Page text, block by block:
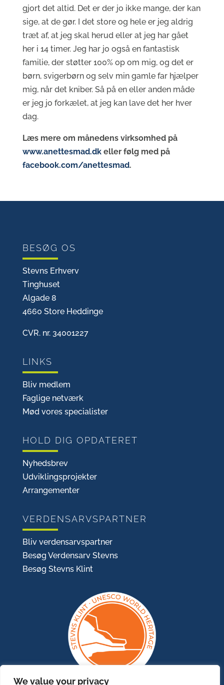
We value your privacy
gjort det altid. Det er der jo ikke mange, der kan
sige, at de gør. I det store og hele er jeg aldrig
træt af, at jeg skal herud eller at jeg har gået
her i 14 timer. Jeg har jo også en fantastisk
familie, der støtter 100% op om mig, og det er
børn, svigerbørn og selv min gamle far hjælper
mig, når det kniber. Så på en eller anden måde
er jeg jo forkælet, at jeg kan lave det her hver
dag.
Læs mere om månedens virksomhed på
www.anettesmad.dkeller følg med på
facebook.com/anettesmad.
BESØG OS
Stevns Erhverv
Tinghuset
Algade 8
4660 Store Heddinge
CVR. nr. 34001227
LINKS
Bliv medlem
Faglige netværk
Mød vores specialister
HOLD DIG OPDATERET
Nyhedsbrev
Udviklingsprojekter
Arrangementer
VERDENSARVSPARTNER
Bliv verdensarvspartner
Besøg Verdensarv Stevns
Besøg Stevns Klint